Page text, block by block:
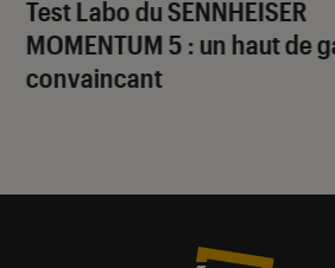
Test Labo du SENNHEISER
MOMENTUM 5 : un haut de
convaincant